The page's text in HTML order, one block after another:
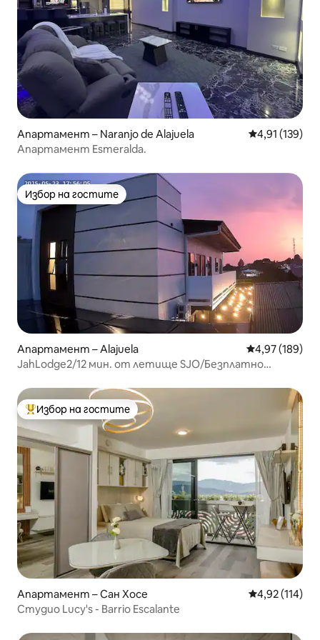
Апартамент – Naranjo de Alajuela Средна
4,91 (139)
Апартамент Esmeralda.
Избор на гостите
Избор на гостите
Апартамент – Alajuela Средна
4,97 (189)
JahLodge2/12 мин. от летище SJO/Безплатно
Най-популярен избор на гостите
Избор на гостите
Апартамент – Сан Хосе Средна
4,92 (114)
Студио Lucy's - Barrio Escalante